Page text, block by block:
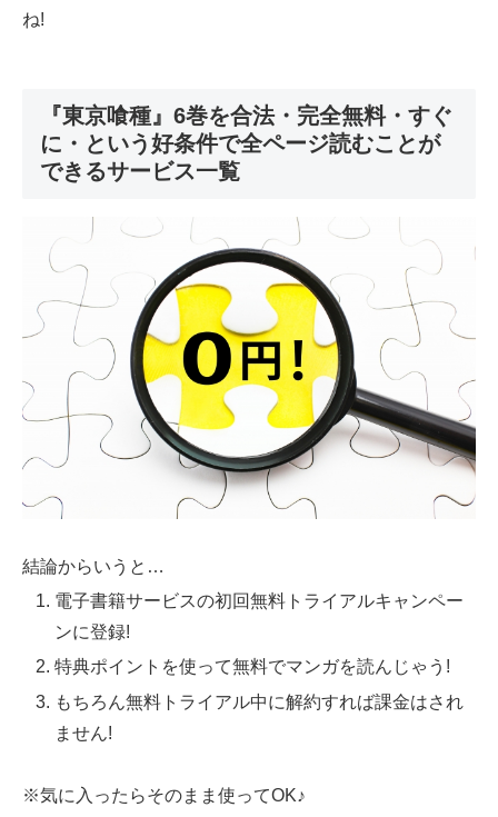
ね!
『東京喰種』6巻を合法・完全無料・すぐ
に・という好条件で全ページ読むことが
できるサービス一覧
結論からいうと…
電子書籍サービスの初回無料トライアルキャンペー
ンに登録!
特典ポイントを使って無料でマンガを読んじゃう!
もちろん無料トライアル中に解約すれば課金はされ
ません!
※気に入ったらそのまま使ってOK♪